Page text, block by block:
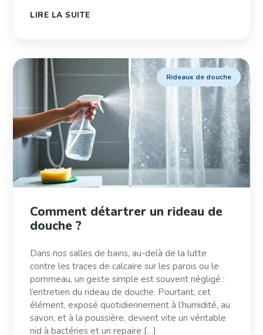
LIRE LA SUITE
Rideaux de douche
Comment détartrer un rideau de
douche ?
Dans nos salles de bains, au-delà de la lutte
contre les traces de calcaire sur les parois ou le
pommeau, un geste simple est souvent négligé :
l’entretien du rideau de douche. Pourtant, cet
élément, exposé quotidiennement à l’humidité, au
savon, et à la poussière, devient vite un véritable
nid à bactéries et un repaire […]